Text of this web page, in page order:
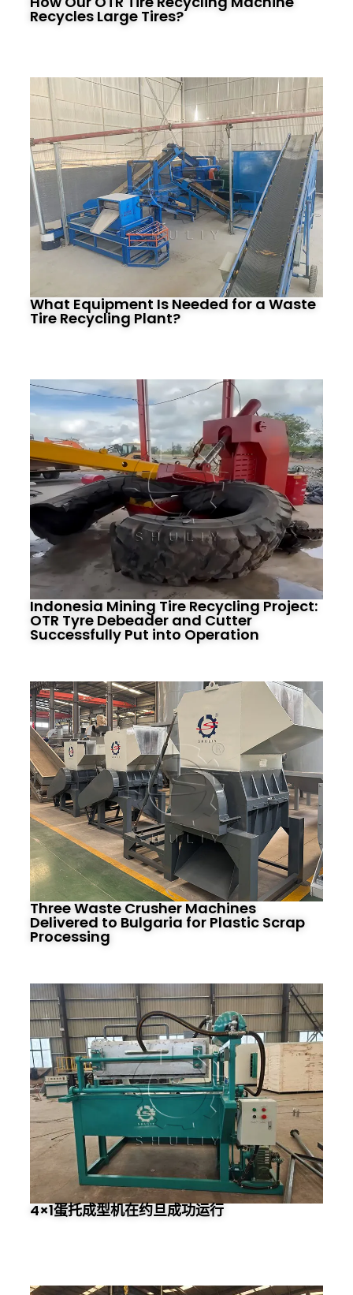
Recycles Large Tires?
What Equipment Is Needed for a Waste
Tire Recycling Plant?
Indonesia Mining Tire Recycling Project:
OTR Tyre Debeader and Cutter
Successfully Put into Operation
Three Waste Crusher Machines
Delivered to Bulgaria for Plastic Scrap
Processing
4×1蛋托成型机在约旦成功运行